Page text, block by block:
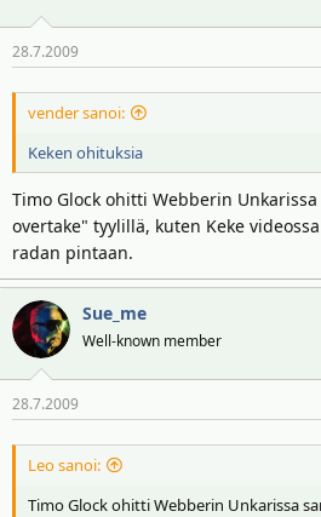
28.7.2009
vender sanoi:
Keken ohituksia
Timo Glock ohitti Webberin
overtake" tyylillä, kuten Keke
radan pintaan.
Sue_me
Well-known member
28.7.2009
Leo sanoi:
Timo Glock ohitti Webberin Unkarissa